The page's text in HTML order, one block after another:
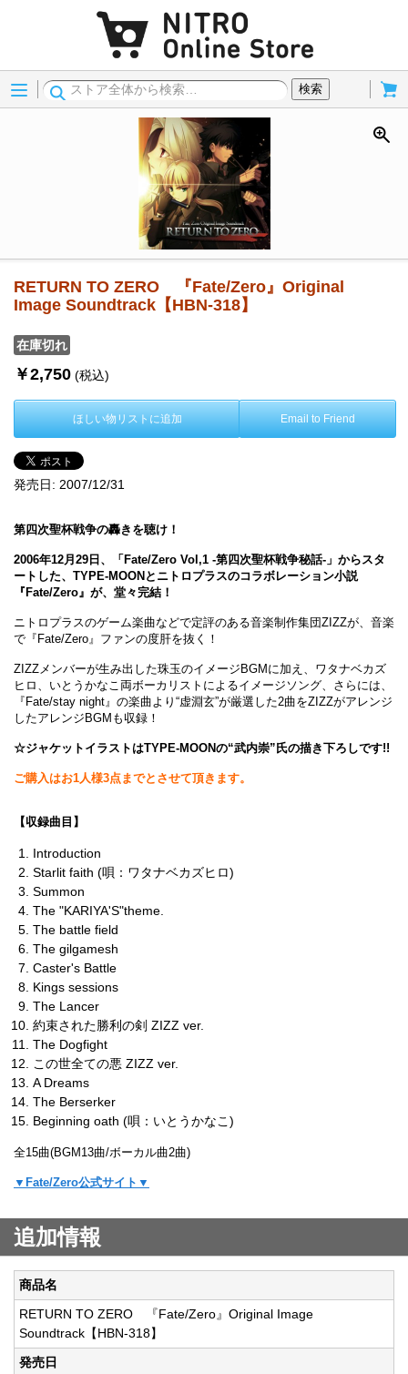
Menu
検索
RETURN TO ZERO 『Fate/Zero』Original
Image Soundtrack【HBN-318】
在庫切れ
￥2,750 (税込)
ほしい物リストに追加 Email to Friend
発売日: 2007/12/31
第四次聖杯戦争の轟きを聴け！
2006年12月29日、「Fate/Zero Vol,1 -第四次聖杯戦争秘話-」からスタ
ートした、TYPE-MOONとニトロプラスのコラボレーション小説
『Fate/Zero』が、堂々完結！
ニトロプラスのゲーム楽曲などで定評のある音楽制作集団ZIZZが、音楽
で『Fate/Zero』ファンの度肝を抜く！
ZIZZメンバーが生み出した珠玉のイメージBGMに加え、ワタナベカズ
ヒロ、いとうかなこ両ボーカリストによるイメージソング、さらには、
『Fate/stay night』の楽曲より“虚淵玄”が厳選した2曲をZIZZがアレンジ
したアレンジBGMも収録！
☆ジャケットイラストはTYPE-MOONの“武内崇”氏の描き下ろしです!!
ご購入はお1人様3点までとさせて頂きます。
【収録曲目】
Introduction
Starlit faith (唄：ワタナベカズヒロ)
Summon
The "KARIYA'S"theme.
The battle field
The gilgamesh
Caster's Battle
Kings sessions
The Lancer
約束された勝利の剣 ZIZZ ver.
The Dogfight
この世全ての悪 ZIZZ ver.
A Dreams
The Berserker
Beginning oath (唄：いとうかなこ)
全15曲(BGM13曲/ボーカル曲2曲)
▼Fate/Zero公式サイト▼
追加情報
商品名
RETURN TO ZERO 『Fate/Zero』Original Image
Soundtrack【HBN-318】
発売日